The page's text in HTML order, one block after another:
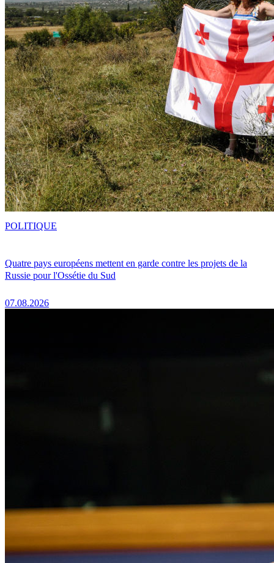
Quatre pays européens mettent en garde contre les projets de la
Russie pour l'Ossétie du Sud
07.08.2026
POLITIQUE